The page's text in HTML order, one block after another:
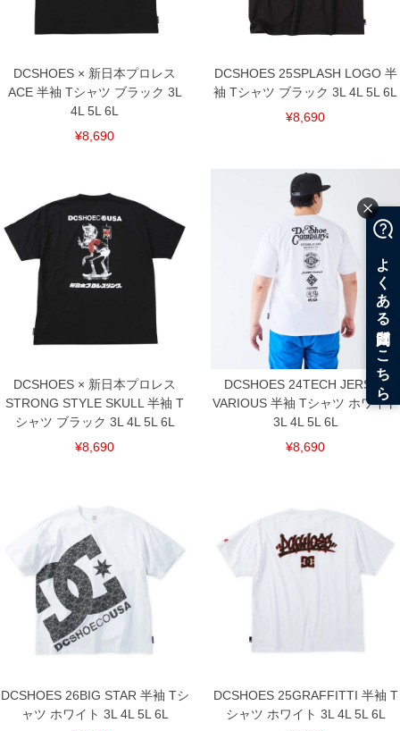
DCSHOES × 新日本プロレス
ACE 半袖 Tシャツ ブラック 3L
4L 5L 6L
¥8,690
DCSHOES 25SPLASH LOGO 半
袖 Tシャツ ブラック 3L 4L 5L 6L
¥8,690
DCSHOES × 新日本プロレス
STRONG STYLE SKULL 半袖 T
シャツ ブラック 3L 4L 5L 6L
¥8,690
DCSHOES 24TECH JERSEY
VARIOUS 半袖 Tシャツ ホワイト
3L 4L 5L 6L
¥8,690
DCSHOES 26BIG STAR 半袖 Tシ
ャツ ホワイト 3L 4L 5L 6L
DCSHOES 25GRAFFITTI 半袖 T
シャツ ホワイト 3L 4L 5L 6L